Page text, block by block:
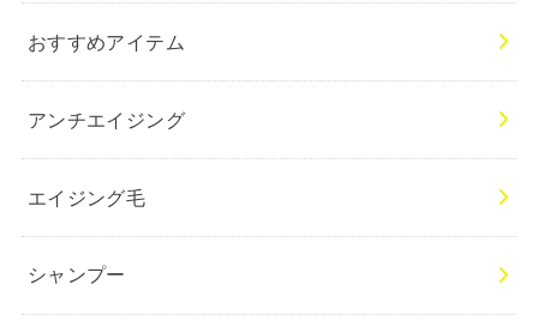
おすすめアイテム
アンチエイジング
エイジング毛
シャンプー